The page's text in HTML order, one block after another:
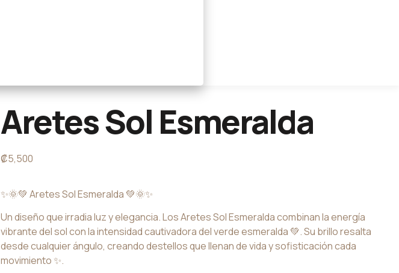
Aretes Sol Esmeralda
₡5,500
✨🌞💚 Aretes Sol Esmeralda 💚🌞✨
Un diseño que irradia luz y elegancia. Los Aretes Sol Esmeralda combinan la energía
vibrante del sol con la intensidad cautivadora del verde esmeralda 💚. Su brillo resalta
desde cualquier ángulo, creando destellos que llenan de vida y sofisticación cada
movimiento ✨.